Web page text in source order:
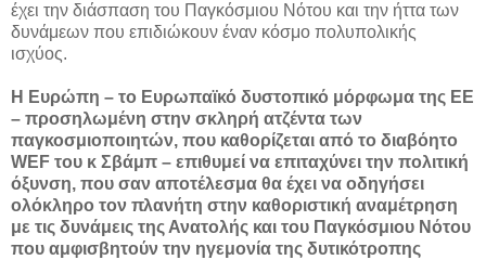
έχει την διάσπαση του Παγκόσμιου Νότου και την ήττα των
δυνάμεων που επιδιώκουν έναν κόσμο πολυπολικής
ισχύος.
Η Ευρώπη – το Ευρωπαϊκό δυστοπικό μόρφωμα της ΕΕ
– προσηλωμένη στην σκληρή ατζέντα των
παγκοσμιοποιητών, που καθορίζεται από το διαβόητο
WEF του κ Σβάμπ – επιθυμεί να επιταχύνει την πολιτική
όξυνση, που σαν αποτέλεσμα θα έχει να οδηγήσει
ολόκληρο τον πλανήτη στην καθοριστική αναμέτρηση
με τις δυνάμεις της Ανατολής και του Παγκόσμιου Νότου
που αμφισβητούν την ηγεμονία της δυτικότροπης